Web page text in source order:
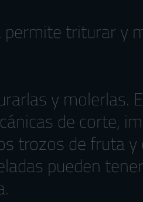
triturar y
y molerlas.
de corte,
trozos de fruta y
pueden